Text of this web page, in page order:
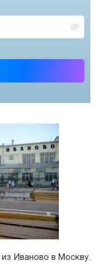
из Иваново в Москву.